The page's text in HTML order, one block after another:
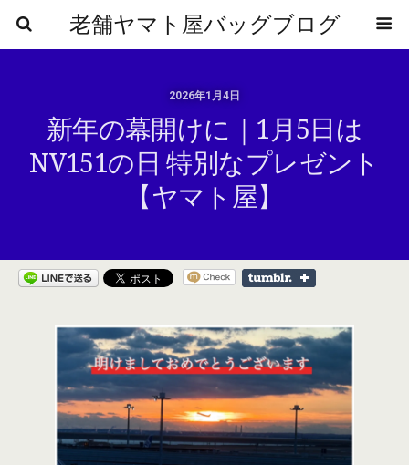
老舗ヤマト屋バッグブログ
2026年1月4日
新年の幕開けに｜1月5日は
NV151の日 特別なプレゼント
【ヤマト屋】